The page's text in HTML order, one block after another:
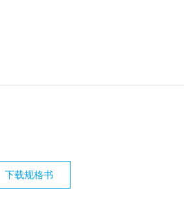
下载规格书